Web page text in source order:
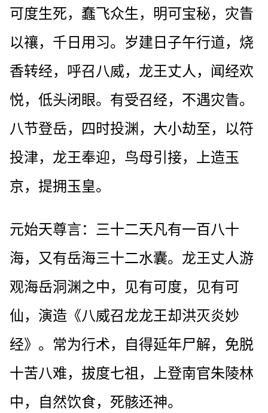
可度生死，蠢飞众生，明可宝秘，灾眚
以禳，千日用习。岁建日子午行道，烧
香转经，呼召八威，龙王丈人，闻经欢
悦，低头闭眼。有受召经，不遇灾眚。
八节登岳，四时投渊，大小劫至，以符
投津，龙王奉迎，鸟母引接，上造玉
京，提拥玉皇。
元始天尊言：三十二天凡有一百八十
海，又有岳海三十二水囊。龙王丈人游
观海岳洞渊之中，见有可度，见有可
仙，演造《八威召龙龙王却洪灭炎妙
经》。常为行术，自得延年尸解，免脱
十苦八难，拔度七祖，上登南官朱陵林
中，自然饮食，死骸还神。